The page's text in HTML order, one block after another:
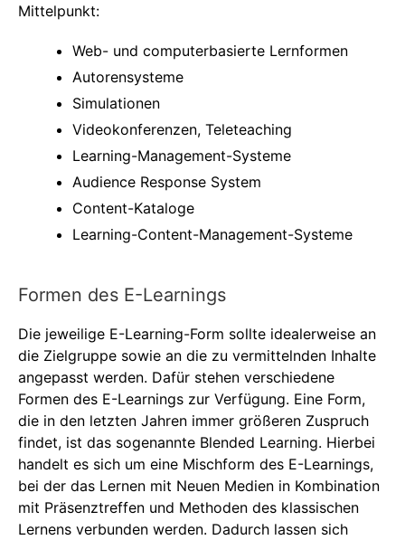
Mittelpunkt:
Web- und computerbasierte Lernformen
Autorensysteme
Simulationen
Videokonferenzen, Teleteaching
Learning-Management-Systeme
Audience Response System
Content-Kataloge
Learning-Content-Management-Systeme
Formen des E-Learnings
Die jeweilige E-Learning-Form sollte idealerweise an
die Zielgruppe sowie an die zu vermittelnden Inhalte
angepasst werden. Dafür stehen verschiedene
Formen des E-Learnings zur Verfügung. Eine Form,
die in den letzten Jahren immer größeren Zuspruch
findet, ist das sogenannte Blended Learning. Hierbei
handelt es sich um eine Mischform des E-Learnings,
bei der das Lernen mit Neuen Medien in Kombination
mit Präsenztreffen und Methoden des klassischen
Lernens verbunden werden. Dadurch lassen sich